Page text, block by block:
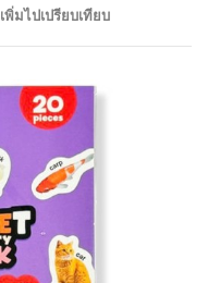
เพิ่มไปเปรียบเทียบ